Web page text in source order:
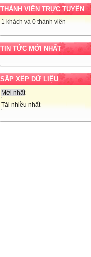
THÀNH VIÊN TRỰC TUYẾN
1 khách và 0 thành viên
TIN TỨC MỚI NHẤT
SẮP XẾP DỮ LIỆU
Mới nhất
Tải nhiều nhất